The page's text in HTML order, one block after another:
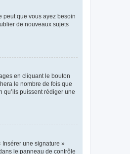
peut que vous ayez besoin
de nouveaux sujets
en cliquant le bouton
le nombre de fois que
qu’ils puissent rédiger une
Insérer une signature »
le panneau de contrôle